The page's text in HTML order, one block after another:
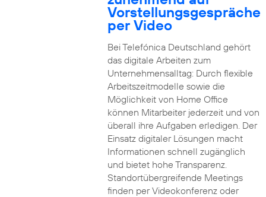
Vorstellungsgespräche
per Video
Bei Telefónica Deutschland gehört
das digitale Arbeiten zum
Unternehmensalltag: Durch flexible
Arbeitszeitmodelle sowie die
Möglichkeit von Home Office
können Mitarbeiter jederzeit und von
überall ihre Aufgaben erledigen. Der
Einsatz digitaler Lösungen macht
Informationen schnell zugänglich
und bietet hohe Transparenz.
Standortübergreifende Meetings
finden per Videokonferenz oder